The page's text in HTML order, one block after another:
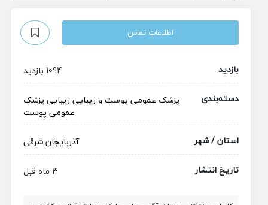
اطلاعات تماس
بازدید
1094 بازدید
دسته‌بندی
پزشک عمومی پوست و زیباییزیبایی پزشک
عمومی پوست
استان / شهر
آذربایجان شرقی
تاریخ انتشار
3 ماه قبل